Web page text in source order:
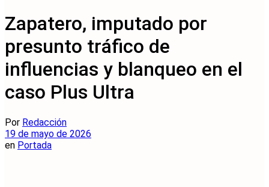
Zapatero, imputado por
presunto tráfico de
influencias y blanqueo en el
caso Plus Ultra
Por Redacción
19 de mayo de 2026
en Portada